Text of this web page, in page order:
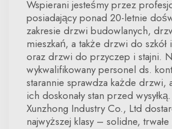
Wspierani jesteśmy przez
posiadający ponad 20-letnie
zakresie drzwi budowlanych,
mieszkań, a także drzwi do szkół
oraz drzwi do przyczep i stajni.
wykwalifikowany personel ds.
starannie sprawdza każde drzwi,
ich doskonały stan przed
Xunzhong Industry Co., Ltd
najwyższej klasy – solidne,